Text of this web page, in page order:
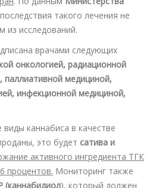
такого лечения не
из исследований.
врачами следующих
онкологией, радиационной
паллиативной медициной,
инфекционной медициной,
каннабиса в качестве
это будет сатива и
активного ингредиента TГК
процентов. Мониторинг также
(каннабидиол), который должен